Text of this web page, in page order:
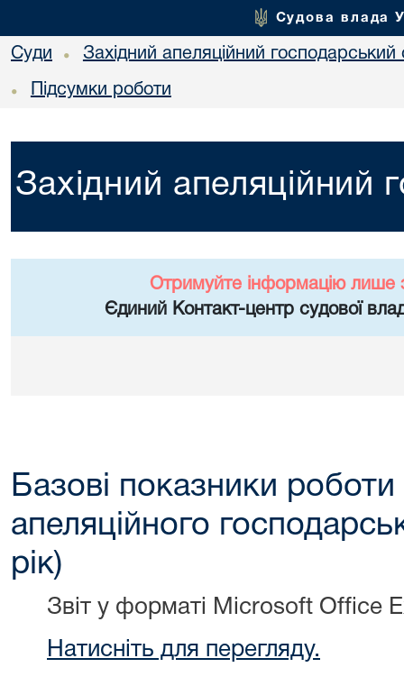
Судова влада
Суди • Західний апеляційний господарський
• Підсумки роботи
Західний апеляційний
Отримуйте інформацію лише
Єдиний Контакт-центр судової
Базові показники роботи
апеляційного
рік)
Звіт у форматі Microsoft Office
Натисніть для перегляду.